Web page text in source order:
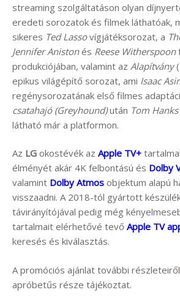
streaming szolgáltatáson olyan
eredeti sorozatok és filmek láthatóak,
sikeres Ted Lassovígjátéksorozat, a
Jennifer Anistonés Reese Witherspoon
produkciójában, valamint az Alapítvány(
epikus világépítő sorozat, ami Isaac
regénysorozatának első filmes
csatahajó (Greyhound)után Tom Hanks
látható már a platformon.
Az LG okostévék az Apple TV+
élményét akár 4K felbontású és Dolby
valamint Dolby Atmos objektum alapú
visszaadni. A 2018-tól gyártott
távirányítójával pedig még
tartalmait elérhetővé tevő Apple TV
keresés és kiválasztás.
A promóciós ajánlat további részleteiről
apróbetűs része tájékoztat.